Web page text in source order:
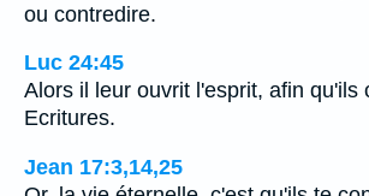
ou contredire.
Luc 24:45
Alors il leur ouvrit l'esprit, afin qu'ils
Ecritures.
Jean 17:3,14,25